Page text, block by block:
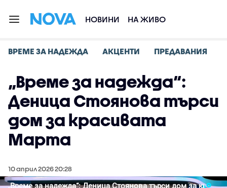
НОВИНИ НА ЖИВО
ВРЕМЕ ЗА НАДЕЖДА АКЦЕНТИ ПРЕДАВАНИЯ
„Време за надежда“:
Деница Стоянова търси
дом за красивата
Марта
10 април 2026 20:28